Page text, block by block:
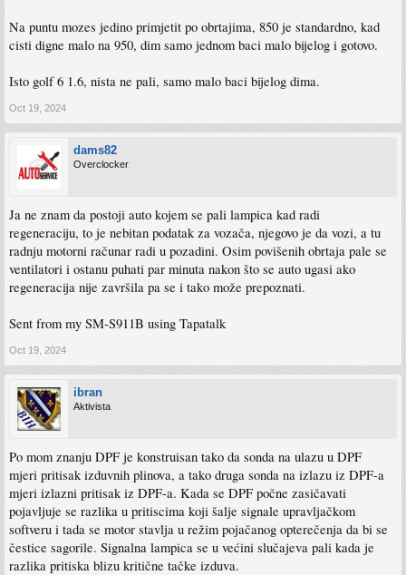
Na puntu mozes jedino primjetit po obrtajima, 850 je standardno, kad
cisti digne malo na 950, dim samo jednom baci malo bijelog i gotovo.
Isto golf 6 1.6, nista ne pali, samo malo baci bijelog dima.
Oct 19, 2024
dams82
Overclocker
Ja ne znam da postoji auto kojem se pali lampica kad radi
regeneraciju, to je nebitan podatak za vozača, njegovo je da vozi, a tu
radnju motorni računar radi u pozadini. Osim povišenih obrtaja pale se
ventilatori i ostanu puhati par minuta nakon što se auto ugasi ako
regeneracija nije završila pa se i tako može prepoznati.
Sent from my SM-S911B using Tapatalk
Oct 19, 2024
ibran
Aktivista
Po mom znanju DPF je konstruisan tako da sonda na ulazu u DPF
mjeri pritisak izduvnih plinova, a tako druga sonda na izlazu iz DPF-a
mjeri izlazni pritisak iz DPF-a. Kada se DPF počne zasičavati
pojavljuje se razlika u pritiscima koji šalje signale upravljačkom
softveru i tada se motor stavlja u režim pojačanog opterečenja da bi se
čestice sagorile. Signalna lampica se u većini slučajeva pali kada je
razlika pritiska blizu kritične tačke izduva.